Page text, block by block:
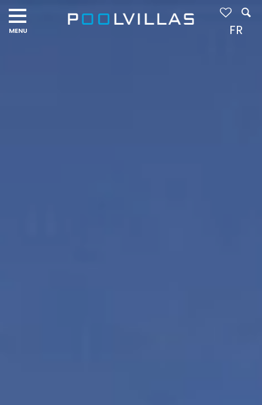
FR
Navigation
menu